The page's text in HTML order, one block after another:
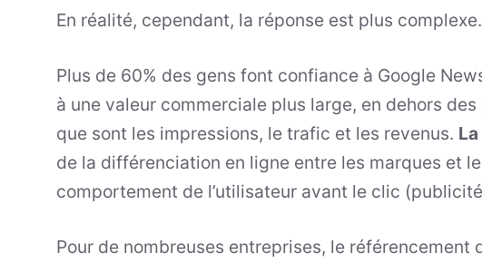
En réalité, cependant, la réponse est plus complexe.
Plus de 60% des gens font confiance à Google
à une valeur commerciale plus large, en dehors
que sont les impressions, le trafic et les revenus.
de la différenciation en ligne entre les marques et
comportement de l’utilisateur avant le clic
Pour de nombreuses entreprises, le référencement